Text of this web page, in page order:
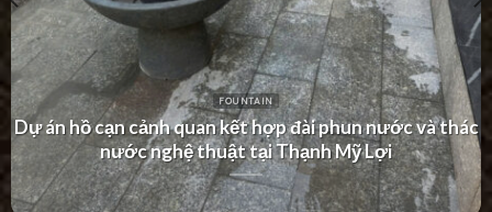
FOUNTAIN
Dự án thác nước tường hiện đại tại Khu Dân Cư Hà Đô
Villa